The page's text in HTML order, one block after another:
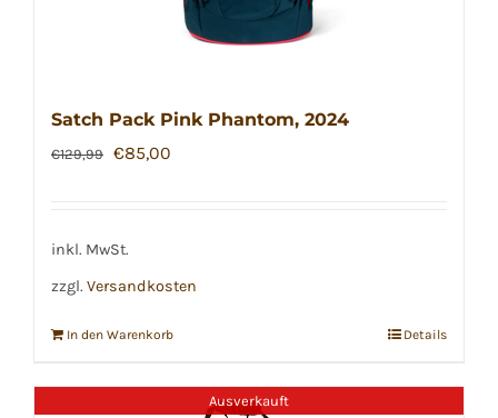
Satch Pack Pink Phantom, 2024
€129,99 Ursprünglicher
€129,99
€85,00
inkl. MwSt.
zzgl. Versandkosten
In den Warenkorb Details
Ausverkauft